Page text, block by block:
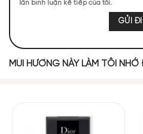
Diên Vĩ
triển, tầng giữa trở thành tâm
lần bình luận kế tiếp của tôi.
MÙI HƯƠNG NÀY LÀM TÔI NHỚ